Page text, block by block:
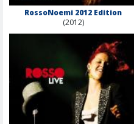
RossoNoemi 2012 Edition
(2012)